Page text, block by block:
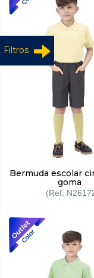
Filtros
Bermuda escolar
goma